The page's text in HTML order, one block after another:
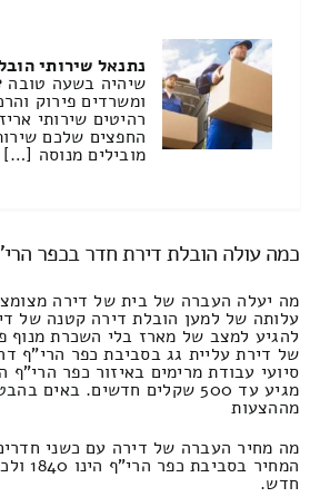
נתנאל שירותי
שיהיה בשעה
ומשרדים פירוק
רהיטים שירותי
החפצים שלכם
מובילים מנוסה […]
כמה עולה הובלת דירת חדר בכפר
מה יעלה העברה של בית של דירה
עלותה של למען הובלת דירה קטנה של
להגיע למצב של מארז בלי השכרת מנוף
של דירת עליית גג בסביבת כפר הרי"ף
מגיע עד 500 שקלים חדשים.
מההצעות
מה מחיר העברה של דירה עם כשני
חדש.